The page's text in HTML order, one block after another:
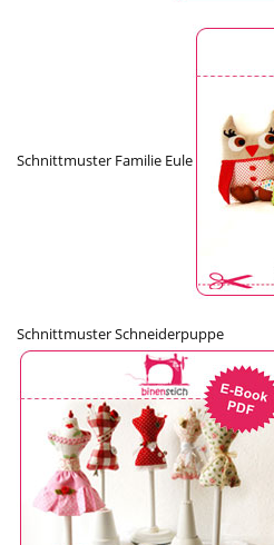
Schnittmuster Familie Eule
Schnittmuster Schneiderpuppe